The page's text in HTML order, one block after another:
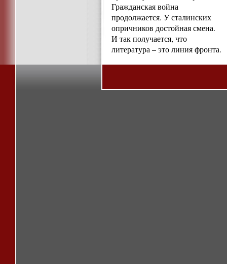
Гражданская война
продолжается. У сталинских
опричников достойная смена.
И так получается, что
литература – это линия фронта.